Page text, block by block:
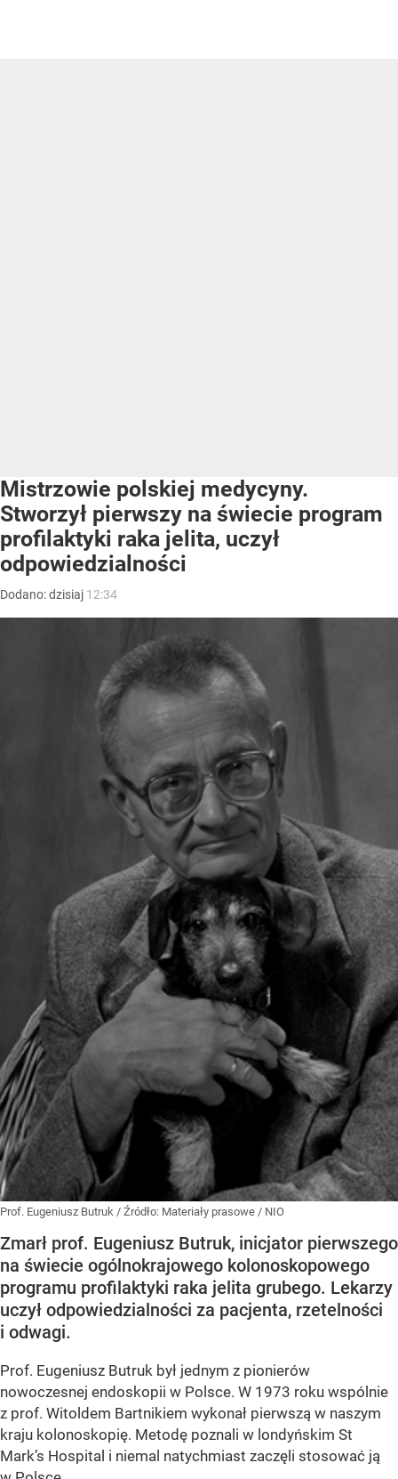
Mistrzowie polskiej medycyny.
Stworzył pierwszy na świecie program
profilaktyki raka jelita, uczył
odpowiedzialności
Dodano:dzisiaj 12:34
Prof. Eugeniusz Butruk / Źródło: Materiały prasowe / NIO
Zmarł prof. Eugeniusz Butruk, inicjator pierwszego
na świecie ogólnokrajowego kolonoskopowego
programu profilaktyki raka jelita grubego. Lekarzy
uczył odpowiedzialności za pacjenta, rzetelności
i odwagi.
Prof. Eugeniusz Butruk był jednym z pionierów
nowoczesnej endoskopii w Polsce. W 1973 roku wspólnie
z prof. Witoldem Bartnikiem wykonał pierwszą w naszym
kraju kolonoskopię. Metodę poznali w londyńskim St
Mark’s Hospital i niemal natychmiast zaczęli stosować ją